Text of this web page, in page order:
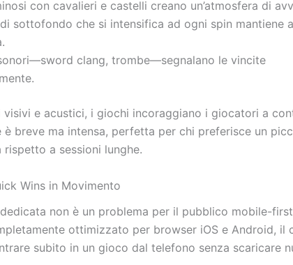
con cavalieri e castelli creano un’atmosfera di
sottofondo che si intensifica ad ogni spin mantiene
clang, trombe—segnalano le vincite
visivi e acustici, i giochi incoraggiano i giocatori a
è breve ma intensa, perfetta per chi preferisce un
a sessioni lunghe.
Wins in Movimento
dedicata non è un problema per il pubblico mobile-
ottimizzato per browser iOS e Android, il
subito in un gioco dal telefono senza scaricare